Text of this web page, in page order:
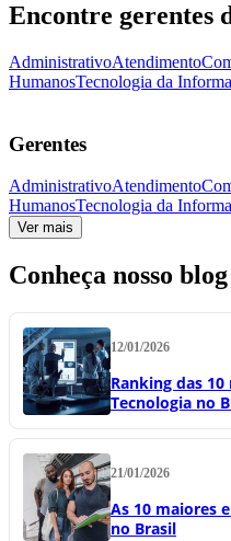
Encontre gerentes
AdministrativoAtendimento
HumanosTecnologia da
Gerentes
AdministrativoAtendimento
HumanosTecnologia da
Ver mais
Conheça nosso blog
12/01/2026
Ranking das
Tecnologia no
21/01/2026
As 10 maiores
no Brasil